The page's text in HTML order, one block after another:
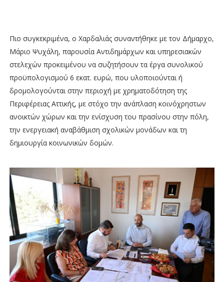
Πιο συγκεκριμένα, ο Χαρδαλιάς συναντήθηκε με τον Δήμαρχο,
Μάριο Ψυχάλη, παρουσία Αντιδημάρχων και υπηρεσιακών
στελεχών προκειμένου να συζητήσουν τα έργα συνολικού
προϋπολογισμού 6 εκατ. ευρώ, που υλοποιούνται ή
δρομολογούνται στην περιοχή με χρηματοδότηση της
Περιφέρειας Αττικής, με στόχο την ανάπλαση κοινόχρηστων
ανοικτών χώρων και την ενίσχυση του πρασίνου στην πόλη,
την ενεργειακή αναβάθμιση σχολικών μονάδων και τη
δημιουργία κοινωνικών δομών.